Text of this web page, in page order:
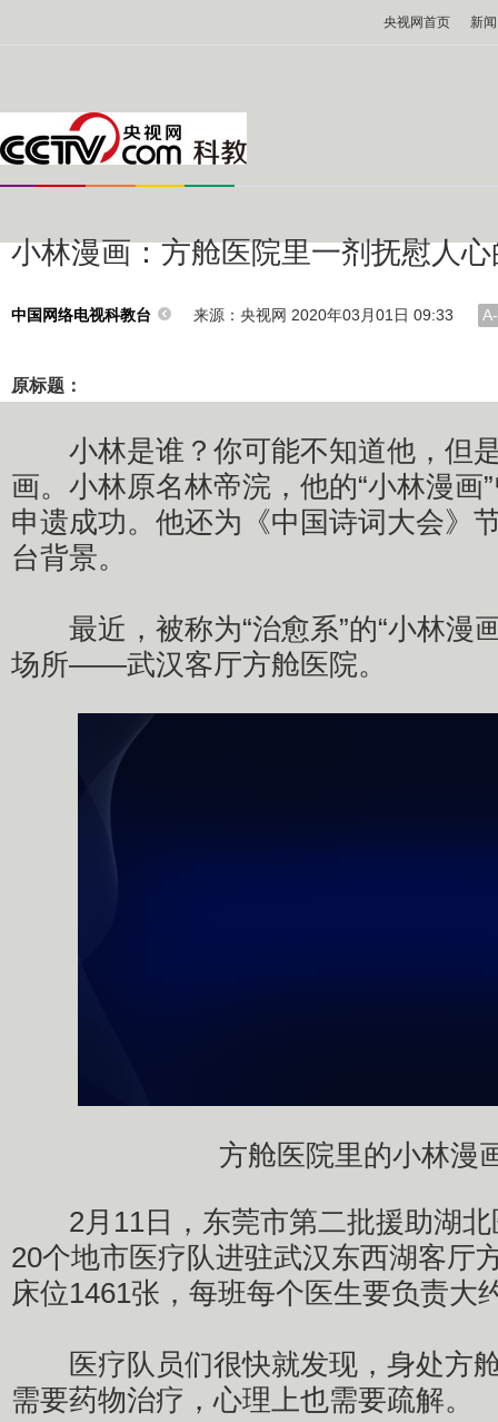
央视网首页 新闻
小林漫画：方舱医院里一剂抚慰人
中国网络电视科教台 来源：央视网 2020年03月01日 09:33 A-
原标题：
小林是谁？你可能不知道他，但
画。小林原名林帝浣，他的“小林漫画
申遗成功。他还为《中国诗词大会》
台背景。
最近，被称为“治愈系”的“小林漫
场所——武汉客厅方舱医院。
方舱医院里的小林漫
2月11日，东莞市第二批援助湖北
20个地市医疗队进驻武汉东西湖客厅
床位1461张，每班每个医生要负责大
医疗队员们很快就发现，身处方
需要药物治疗，心理上也需要疏解。